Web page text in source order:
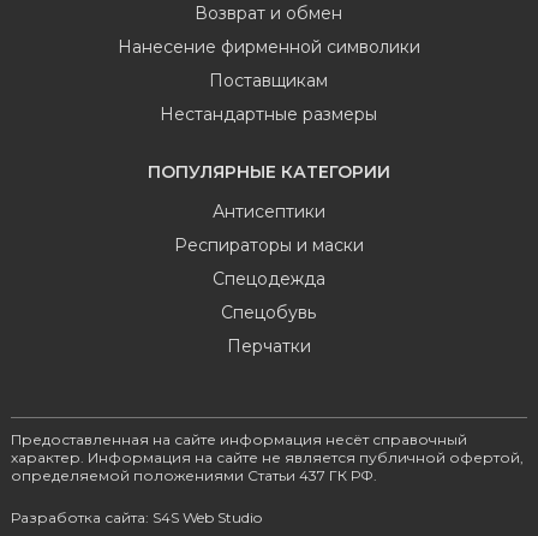
Возврат и обмен
Нанесение фирменной символики
Поставщикам
Нестандартные размеры
ПОПУЛЯРНЫЕ КАТЕГОРИИ
Антисептики
Респираторы и маски
Спецодежда
Спецобувь
Перчатки
Предоставленная на сайте информация несёт справочный
характер. Информация на сайте не является публичной офертой,
определяемой положениями Статьи 437 ГК РФ.
Разработка сайта: S4S Web Studio